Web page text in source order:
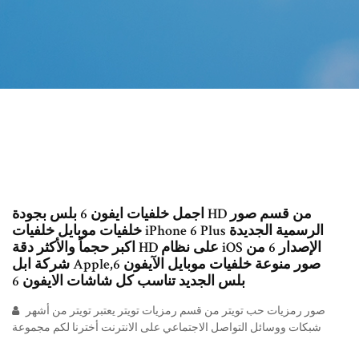
اجمل خلفيات ايفون 6 بلس بجودة HD من قسم صور
خلفيات موبايل خلفيات iPhone 6 Plus الرسمية الجديدة
اكبر حجماً والأكثر دقة HD على نظام iOS الإصدار 6 من
شركة ابل Apple,صور منوعة خلفيات موبايل الآيفون 6
بلس الجديد تناسب كل شاشات الايفون 6
شبكات ووسائل التواصل الاجتماعي على الانترنت أخترنا لكم مجموعة